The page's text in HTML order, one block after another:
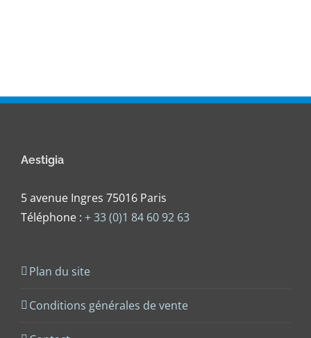
Aestigia
5 avenue Ingres 75016 Paris
Téléphone : + 33 (0)1 84 60 92 63
Plan du site
Conditions générales de vente